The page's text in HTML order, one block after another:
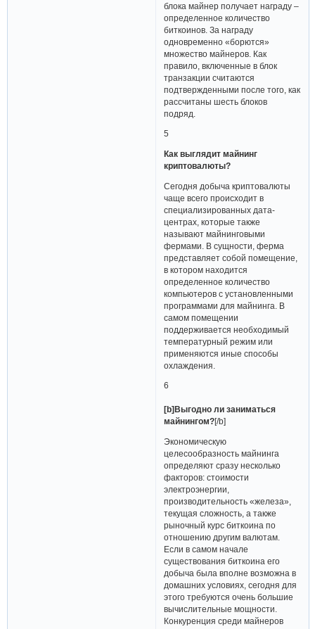
блока майнер получает награду –
определенное количество
биткоинов. За награду
одновременно «борются»
множество майнеров. Как
правило, включенные в блок
транзакции считаются
подтвержденными после того, как
рассчитаны шесть блоков
подряд.
5
Как выглядит майнинг
криптовалюты?
Сегодня добыча криптовалюты
чаще всего происходит в
специализированных дата-
центрах, которые также
называют майнинговыми
фермами. В сущности, ферма
представляет собой помещение,
в котором находится
определенное количество
компьютеров с установленными
программами для майнинга. В
самом помещении
поддерживается необходимый
температурный режим или
применяются иные способы
охлаждения.
6
[b]Выгодно ли заниматься
майнингом?[/b]
Экономическую
целесообразность майнинга
определяют сразу несколько
факторов: стоимости
электроэнергии,
производительность «железа»,
текущая сложность, а также
рыночный курс биткоина по
отношению другим валютам.
Если в самом начале
существования биткоина его
добыча была вполне возможна в
домашних условиях, сегодня для
этого требуются очень большие
вычислительные мощности.
Конкуренция среди майнеров